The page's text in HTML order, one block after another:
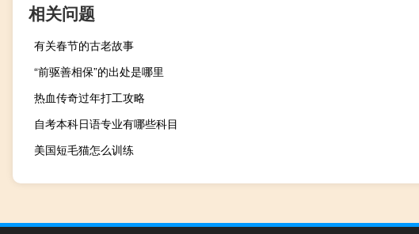
相关问题
有关春节的古老故事
“前驱善相保”的出处是哪里
热血传奇过年打工攻略
自考本科日语专业有哪些科目
美国短毛猫怎么训练